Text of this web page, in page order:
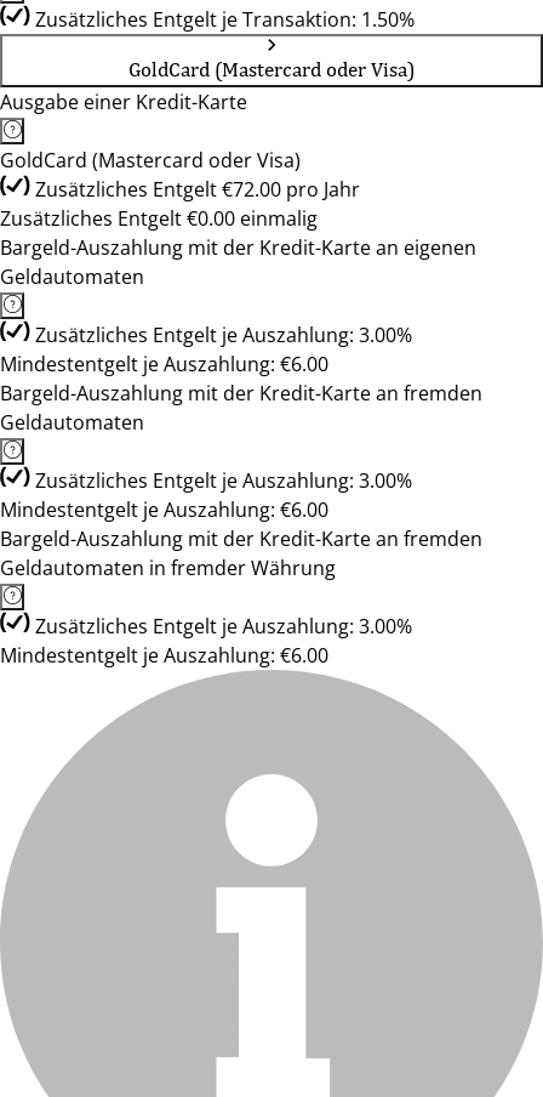
Zusätzliches Entgelt je Transaktion: 1.50%
GoldCard (Mastercard oder Visa)
Ausgabe einer Kredit-Karte
GoldCard (Mastercard oder Visa)
Zusätzliches Entgelt €72.00 pro Jahr
Zusätzliches Entgelt €0.00 einmalig
Bargeld-Auszahlung mit der Kredit-Karte an eigenen
Geldautomaten
Zusätzliches Entgelt je Auszahlung: 3.00%
Mindestentgelt je Auszahlung: €6.00
Bargeld-Auszahlung mit der Kredit-Karte an fremden
Geldautomaten
Zusätzliches Entgelt je Auszahlung: 3.00%
Mindestentgelt je Auszahlung: €6.00
Bargeld-Auszahlung mit der Kredit-Karte an fremden
Geldautomaten in fremder Währung
Zusätzliches Entgelt je Auszahlung: 3.00%
Mindestentgelt je Auszahlung: €6.00